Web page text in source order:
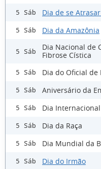
5 Sáb Dia de se
5 Sáb Dia da Amazônia
5 Sáb
Dia Nacional de
Fibrose Cística
5 Sáb Dia do Oficial de
5 Sáb Aniversário da
5 Sáb Dia
5 Sáb Dia da Raça
5 Sáb Dia Mundial da
5 Sáb Dia do Irmão